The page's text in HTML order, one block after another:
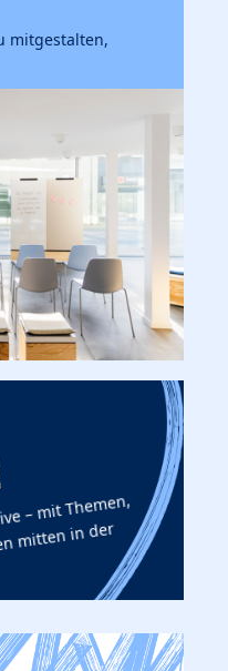
mitgestalten,
– mit Themen,
mitten in der